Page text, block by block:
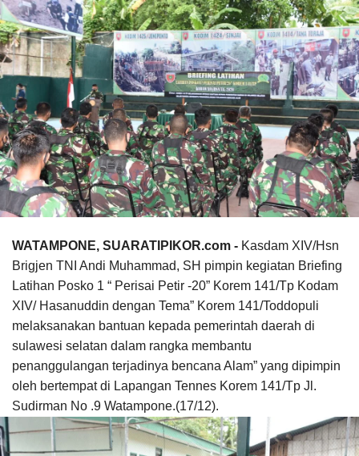
WATAMPONE, SUARATIPIKOR.com - Kasdam XIV/Hsn
Brigjen TNI Andi Muhammad, SH pimpin kegiatan Briefing
Latihan Posko 1 “ Perisai Petir -20” Korem 141/Tp Kodam
XIV/ Hasanuddin dengan Tema” Korem 141/Toddopuli
melaksanakan bantuan kepada pemerintah daerah di
sulawesi selatan dalam rangka membantu
penanggulangan terjadinya bencana Alam” yang dipimpin
oleh bertempat di Lapangan Tennes Korem 141/Tp Jl.
Sudirman No .9 Watampone.(17/12).